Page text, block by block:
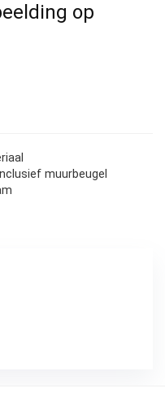
op
muurbeugel